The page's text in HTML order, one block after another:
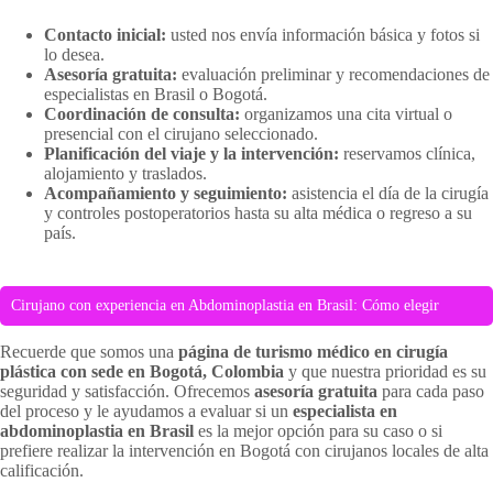
Contacto inicial: usted nos envía información básica y fotos si
lo desea.
Asesoría gratuita: evaluación preliminar y recomendaciones de
especialistas en Brasil o Bogotá.
Coordinación de consulta: organizamos una cita virtual o
presencial con el cirujano seleccionado.
Planificación del viaje y la intervención: reservamos clínica,
alojamiento y traslados.
Acompañamiento y seguimiento: asistencia el día de la cirugía
y controles postoperatorios hasta su alta médica o regreso a su
país.
Cirujano con experiencia en Abdominoplastia en Brasil: Cómo elegir
Recuerde que somos una página de turismo médico en cirugía
plástica con sede en Bogotá, Colombia y que nuestra prioridad es su
seguridad y satisfacción. Ofrecemos asesoría gratuita para cada paso
del proceso y le ayudamos a evaluar si un especialista en
abdominoplastia en Brasil es la mejor opción para su caso o si
prefiere realizar la intervención en Bogotá con cirujanos locales de alta
calificación.